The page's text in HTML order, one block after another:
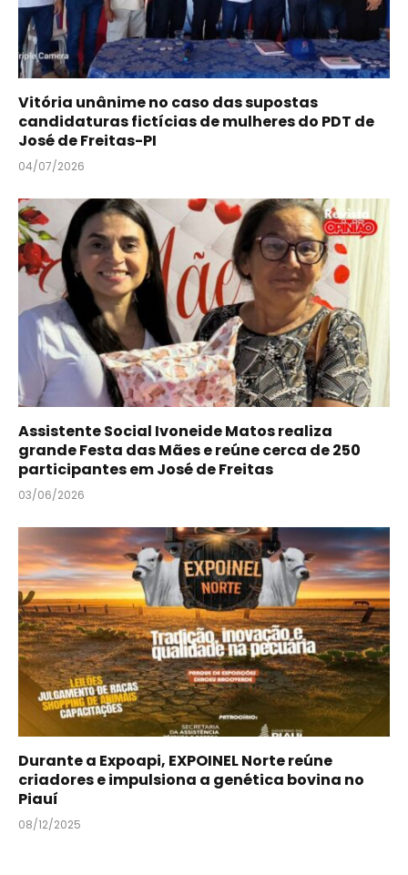
Vitória unânime no caso das supostas
candidaturas fictícias de mulheres do PDT de
José de Freitas-PI
04/07/2026
Assistente Social Ivoneide Matos realiza
grande Festa das Mães e reúne cerca de 250
participantes em José de Freitas
03/06/2026
Durante a Expoapi, EXPOINEL Norte reúne
criadores e impulsiona a genética bovina no
Piauí
08/12/2025